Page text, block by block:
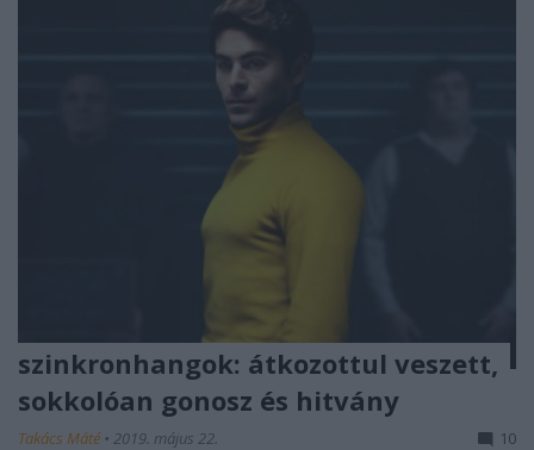
szinkronhangok: átkozottul veszett,
sokkolóan gonosz és hitvány
Takács Máté • 2019. május 22. 10